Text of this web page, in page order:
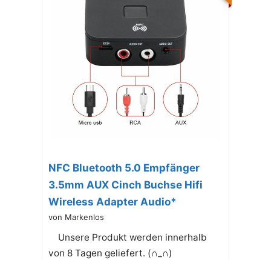
NFC Bluetooth 5.0 Empfänger
3.5mm AUX Cinch Buchse Hifi
Wireless Adapter Audio*
von Markenlos
Unsere Produkt werden innerhalb
von 8 Tagen geliefert. (∩_∩)